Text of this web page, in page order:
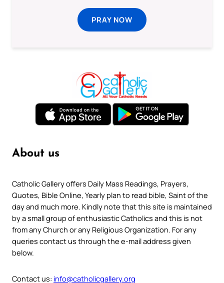
PRAY NOW
About us
Catholic Gallery offers Daily Mass Readings, Prayers,
Quotes, Bible Online, Yearly plan to read bible, Saint of the
day and much more. Kindly note that this site is maintained
by a small group of enthusiastic Catholics and this is not
from any Church or any Religious Organization. For any
queries contact us through the e-mail address given
below.
Contact us: info@catholicgallery.org